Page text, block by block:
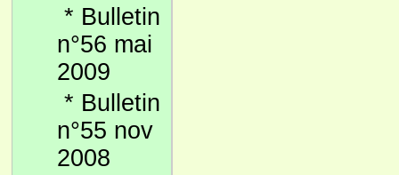
* Bulletin
n°56 mai
2009
* Bulletin
n°55 nov
2008